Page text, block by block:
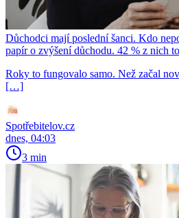
Důchodci mají poslední šanci. Kdo
papír o zvýšení důchodu. 42 % z nich
Roky to fungovalo samo. Než začal
[…]
Spotřebitelov.cz
dnes, 04:03
3 min